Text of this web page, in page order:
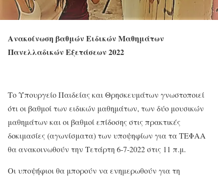
Ανακοίνωση βαθμών Ειδικών Μαθημάτων
Πανελλαδικών Εξετάσεων 2022
Το Υπουργείο Παιδείας και Θρησκευμάτων γνωστοποιεί
ότι οι βαθμοί των ειδικών μαθημάτων, των δύο μουσικών
μαθημάτων και οι βαθμοί επίδοσης στις πρακτικές
δοκιμασίες (αγωνίσματα) των υποψηφίων για τα ΤΕΦΑΑ
θα ανακοινωθούν την Τετάρτη 6-7-2022 στις 11 π.μ.
Οι υποψήφιοι θα μπορούν να ενημερωθούν για τη